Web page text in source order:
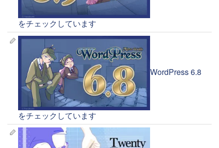
をチェックしています
WordPress 6.8
をチェックしています